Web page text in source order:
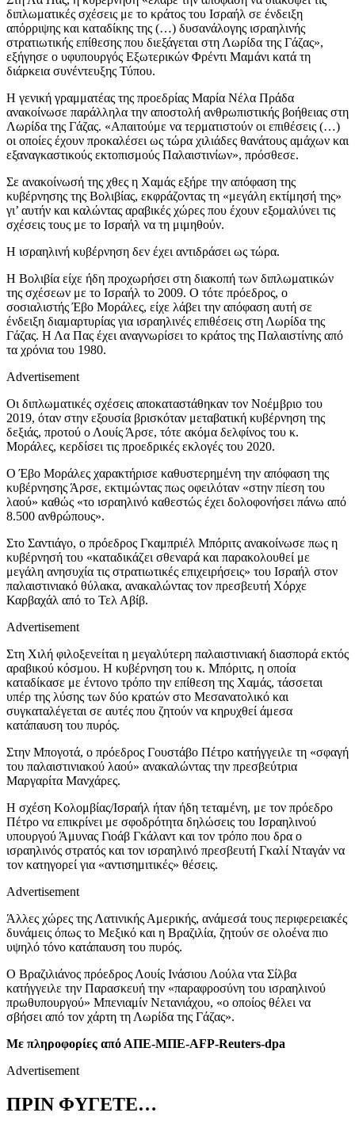
διπλωματικές σχέσεις με το κράτος του Ισραήλ σε ένδειξη
απόρριψης και καταδίκης της (…) δυσανάλογης ισραηλινής
στρατιωτικής επίθεσης που διεξάγεται στη Λωρίδα της Γάζας»,
εξήγησε ο υφυπουργός Εξωτερικών Φρέντι Μαμάνι κατά τη
διάρκεια συνέντευξης Τύπου.
Η γενική γραμματέας της προεδρίας Μαρία Νέλα Πράδα
ανακοίνωσε παράλληλα την αποστολή ανθρωπιστικής βοήθειας στη
Λωρίδα της Γάζας. «Απαιτούμε να τερματιστούν οι επιθέσεις (…)
οι οποίες έχουν προκαλέσει ως τώρα χιλιάδες θανάτους αμάχων και
εξαναγκαστικούς εκτοπισμούς Παλαιστινίων», πρόσθεσε.
Σε ανακοίνωσή της χθες η Χαμάς εξήρε την απόφαση της
κυβέρνησης της Βολιβίας, εκφράζοντας τη «μεγάλη εκτίμησή της»
γι’ αυτήν και καλώντας αραβικές χώρες που έχουν εξομαλύνει τις
σχέσεις τους με το Ισραήλ να τη μιμηθούν.
Η ισραηλινή κυβέρνηση δεν έχει αντιδράσει ως τώρα.
Η Βολιβία είχε ήδη προχωρήσει στη διακοπή των διπλωματικών
της σχέσεων με το Ισραήλ το 2009. Ο τότε πρόεδρος, ο
σοσιαλιστής Έβο Μοράλες, είχε λάβει την απόφαση αυτή σε
ένδειξη διαμαρτυρίας για ισραηλινές επιθέσεις στη Λωρίδα της
Γάζας. Η Λα Πας έχει αναγνωρίσει το κράτος της Παλαιστίνης από
τα χρόνια του 1980.
Advertisement
Οι διπλωματικές σχέσεις αποκαταστάθηκαν τον Νοέμβριο του
2019, όταν στην εξουσία βρισκόταν μεταβατική κυβέρνηση της
δεξιάς, προτού ο Λουίς Άρσε, τότε ακόμα δελφίνος του κ.
Μοράλες, κερδίσει τις προεδρικές εκλογές του 2020.
Ο Έβο Μοράλες χαρακτήρισε καθυστερημένη την απόφαση της
κυβέρνησης Άρσε, εκτιμώντας πως οφειλόταν «στην πίεση του
λαού» καθώς «το ισραηλινό καθεστώς έχει δολοφονήσει πάνω από
8.500 ανθρώπους».
Στο Σαντιάγο, ο πρόεδρος Γκαμπριέλ Μπόριτς ανακοίνωσε πως η
κυβέρνησή του «καταδικάζει σθεναρά και παρακολουθεί με
μεγάλη ανησυχία τις στρατιωτικές επιχειρήσεις» του Ισραήλ στον
παλαιστινιακό θύλακα, ανακαλώντας τον πρεσβευτή Χόρχε
Καρβαχάλ από το Τελ Αβίβ.
Advertisement
Στη Χιλή φιλοξενείται η μεγαλύτερη παλαιστινιακή διασπορά εκτός
αραβικού κόσμου. Η κυβέρνηση του κ. Μπόριτς, η οποία
καταδίκασε με έντονο τρόπο την επίθεση της Χαμάς, τάσσεται
υπέρ της λύσης των δύο κρατών στο Μεσανατολικό και
συγκαταλέγεται σε αυτές που ζητούν να κηρυχθεί άμεσα
κατάπαυση του πυρός.
Στην Μπογοτά, ο πρόεδρος Γουστάβο Πέτρο κατήγγειλε τη «σφαγή
του παλαιστινιακού λαού» ανακαλώντας την πρεσβεύτρια
Μαργαρίτα Μανχάρες.
Η σχέση Κολομβίας/Ισραήλ ήταν ήδη τεταμένη, με τον πρόεδρο
Πέτρο να επικρίνει με σφοδρότητα δηλώσεις του Ισραηλινού
υπουργού Άμυνας Γιοάβ Γκάλαντ και τον τρόπο που δρα ο
ισραηλινός στρατός και τον ισραηλινό πρεσβευτή Γκαλί Νταγάν να
τον κατηγορεί για «αντισημιτικές» θέσεις.
Advertisement
Άλλες χώρες της Λατινικής Αμερικής, ανάμεσά τους περιφερειακές
δυνάμεις όπως το Μεξικό και η Βραζιλία, ζητούν σε ολοένα πιο
υψηλό τόνο κατάπαυση του πυρός.
Ο Βραζιλιάνος πρόεδρος Λουίς Ινάσιου Λούλα ντα Σίλβα
κατήγγειλε την Παρασκευή την «παραφροσύνη του ισραηλινού
πρωθυπουργού» Μπενιαμίν Νετανιάχου, «ο οποίος θέλει να
σβήσει από τον χάρτη τη Λωρίδα της Γάζας».
Με πληροφορίες από ΑΠΕ-ΜΠΕ-AFP-Reuters-dpa
Advertisement
ΠΡΙΝ ΦΥΓΕΤΕ…